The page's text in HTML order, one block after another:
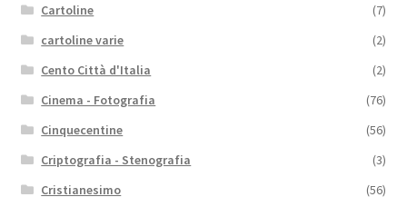
Cartoline
(7)
cartoline varie
(2)
Cento Città d'Italia
(2)
Cinema - Fotografia
(76)
Cinquecentine
(56)
Criptografia - Stenografia
(3)
Cristianesimo
(56)